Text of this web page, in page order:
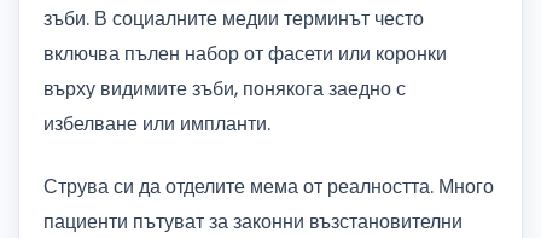
зъби. В социалните медии терминът често
включва пълен набор от фасети или коронки
върху видимите зъби, понякога заедно с
избелване или импланти.
Струва си да отделите мема от реалността. Много
пациенти пътуват за законни възстановителни